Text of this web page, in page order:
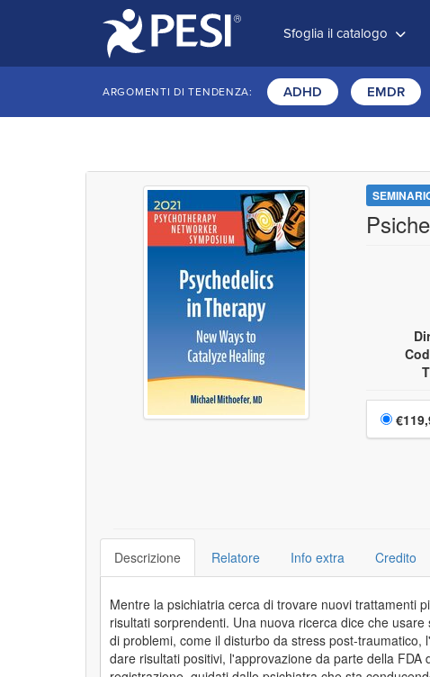
Sfoglia il catalogo
ARGOMENTI DI TENDENZA: ADHD EMDR
Descrizione Relatore Info extra Credito
Mentre la psichiatria cerca di trovare nuovi trattamenti
risultati sorprendenti. Una nuova ricerca dice che
di problemi, come il disturbo da stress post-
dare risultati positivi, l'approvazione da parte della